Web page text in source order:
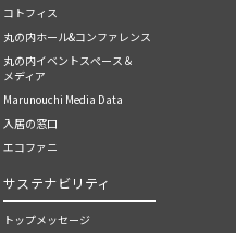
コトフィス
丸の内ホール&コンファレンス
丸の内イベントスぺース＆
メディア
Marunouchi Media Data
入居の窓口
エコファニ
サステナビリティ
トップメッセージ